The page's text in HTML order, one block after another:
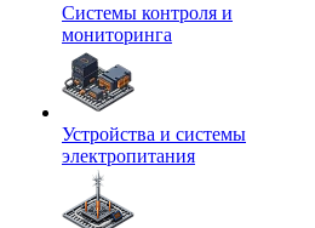
Системы контроля и
мониторинга
Устройства и системы
электропитания